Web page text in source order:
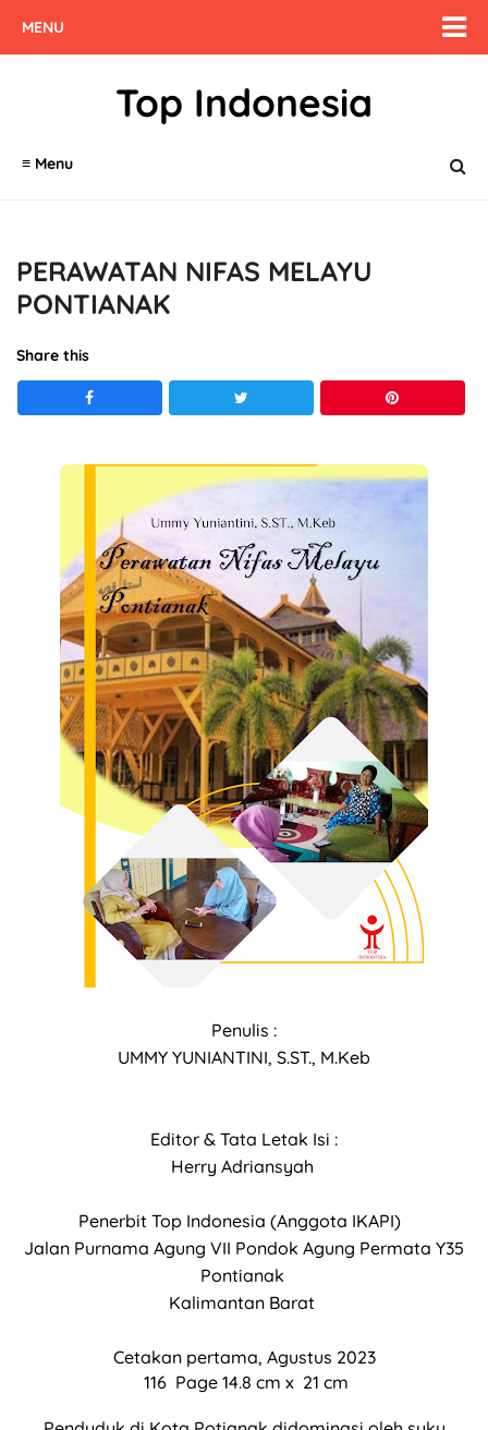
MENU
Top Indonesia
≡ Menu
PERAWATAN NIFAS MELAYU
PONTIANAK
Penulis :
UMMY YUNIANTINI, S.ST., M.Keb
Editor & Tata Letak Isi :
Herry Adriansyah
Penerbit Top Indonesia (Anggota IKAPI)
Jalan Purnama Agung VII Pondok Agung Permata Y35
Pontianak
Kalimantan Barat
Cetakan pertama, Agustus 2023
116 Page 14.8 cm x 21 cm